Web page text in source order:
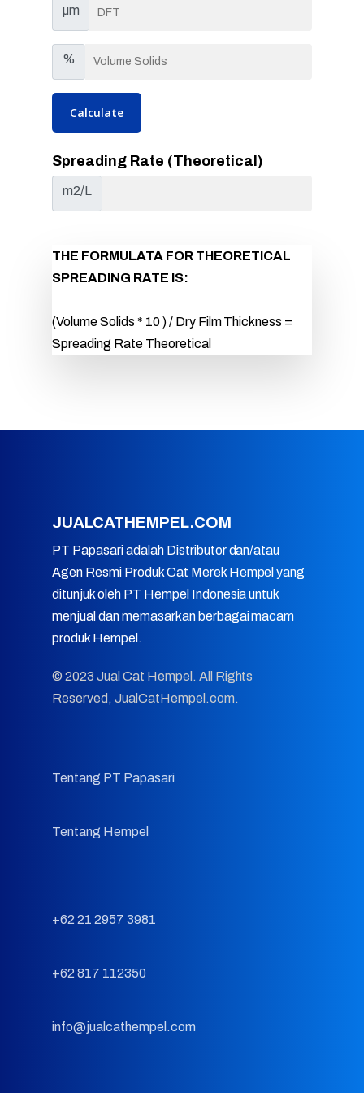
µm
%
Spreading Rate (Theoretical)
m2/L
THE FORMULATA FOR THEORETICAL
SPREADING RATE IS:
(Volume Solids * 10 ) / Dry Film Thickness =
Spreading Rate Theoretical
JUALCATHEMPEL.COM
PT Papasari adalah Distributor dan/atau
Agen Resmi Produk Cat Merek Hempel yang
ditunjuk oleh PT Hempel Indonesia untuk
menjual dan memasarkan berbagai macam
produk Hempel.
© 2023 Jual Cat Hempel. All Rights
Reserved, JualCatHempel.com.
Tentang PT Papasari
Tentang Hempel
+62 21 2957 3981
+62 817 112350
info@jualcathempel.com